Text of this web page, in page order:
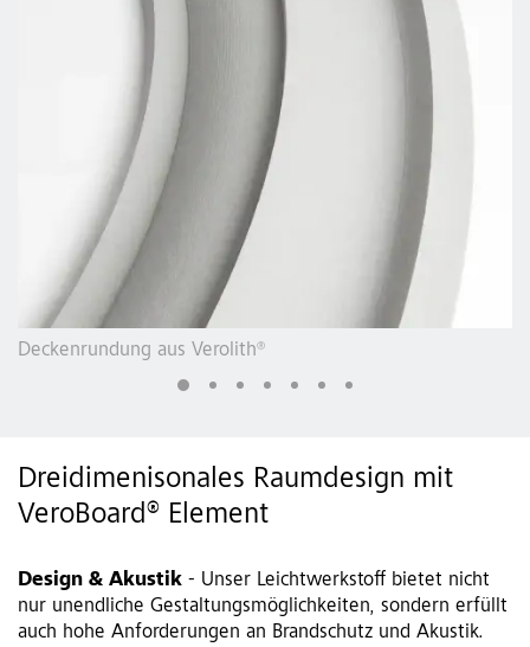
Dekorelement Formfeld 1 aus Verolith®
Dreidimenisonales Raumdesign mit
VeroBoard® Element
Design & Akustik - Unser Leichtwerkstoff bietet nicht
nur unendliche Gestaltungsmöglichkeiten, sondern erfüllt
auch hohe Anforderungen an Brandschutz und Akustik.